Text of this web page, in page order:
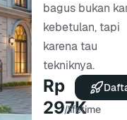
bagus bukan
kebetulan, tapi
karena tau
tekniknya.
Rp
297K
/lifetime